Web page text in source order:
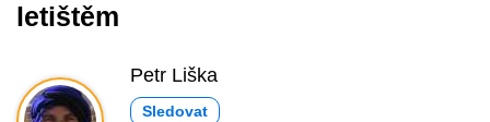
letištěm
Petr Liška
Sledovat